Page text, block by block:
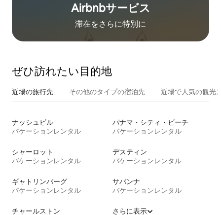
Airbnb⁠サ⁠ー⁠ビ⁠ス
滞在をさ⁠ら⁠に特⁠別⁠に
ぜひ訪⁠れ⁠た⁠い目⁠的⁠地
近場の旅行先 その他のタ⁠イ⁠プ⁠の宿⁠泊⁠先 近場で人気の観光
ナッシュビル
バケーションレンタル
パナマ・シティ・ビーチ
バケーションレンタル
シャーロット
バケーションレンタル
デスティン
バケーションレンタル
ギャトリンバーグ
バケーションレンタル
サバンナ
バケーションレンタル
チャールストン
さらに表示